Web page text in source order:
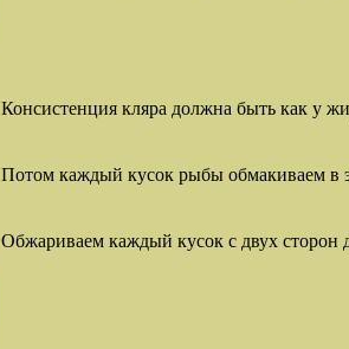
Консистенция кляра должна быть как у
Потом каждый кусок рыбы обмакиваем в
Обжариваем каждый кусок с двух сторон